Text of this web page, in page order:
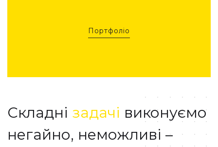
info@eventenvoy.com.ua
UKR ENG
Портфоліо
Складні задачі виконуємо
негайно, неможливі –